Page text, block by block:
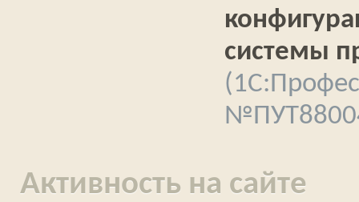
системы
Активность на сайте